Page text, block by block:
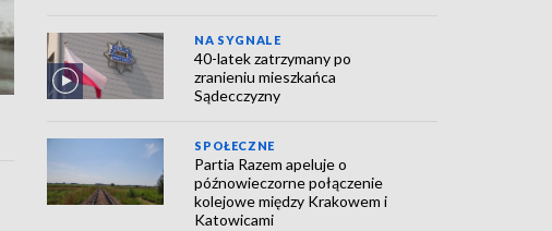
NA SYGNALE
40-latek zatrzymany po
zranieniu mieszkańca
Sądecczyzny
SPOŁECZNE
Partia Razem apeluje o
późnowieczorne połączenie
kolejowe między Krakowem i
Katowicami